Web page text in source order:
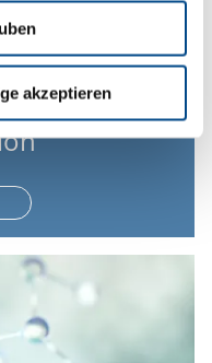
akzeptieren